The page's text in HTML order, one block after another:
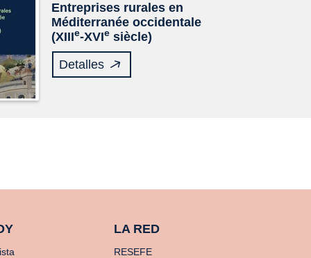
Entreprises rurales en
Méditerranée occidentale
(XIIIe-XVIe siècle)
Detalles
LA RED
RESEFE